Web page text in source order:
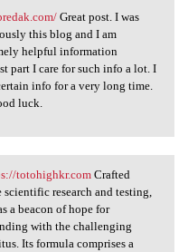
Great post. I was
this blog and I am
helpful information
part I care for such info a lot. I
info for a very long time.
luck.
totohighkr.comCrafted
research and testing,
a beacon of hope for
with the challenging
Its formula comprises a